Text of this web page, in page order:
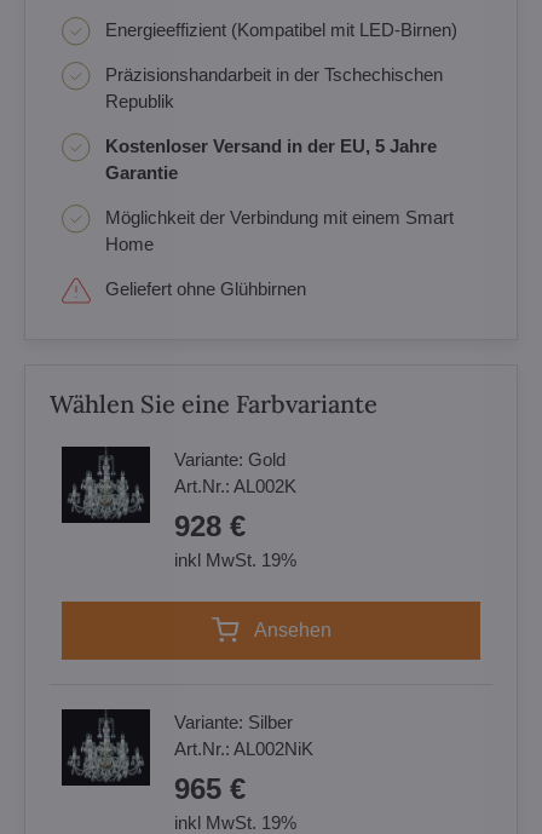
Energieeffizient (Kompatibel mit LED-Birnen)
Präzisionshandarbeit in der Tschechischen
Republik
Kostenloser Versand in der EU, 5 Jahre
Garantie
Möglichkeit der Verbindung mit einem Smart
Home
Geliefert ohne Glühbirnen
Wählen Sie eine Farbvariante
Variante: Gold
Art.Nr.: AL002K
928 €
inkl MwSt. 19%
Ansehen
Variante: Silber
Art.Nr.: AL002NiK
965 €
inkl MwSt. 19%